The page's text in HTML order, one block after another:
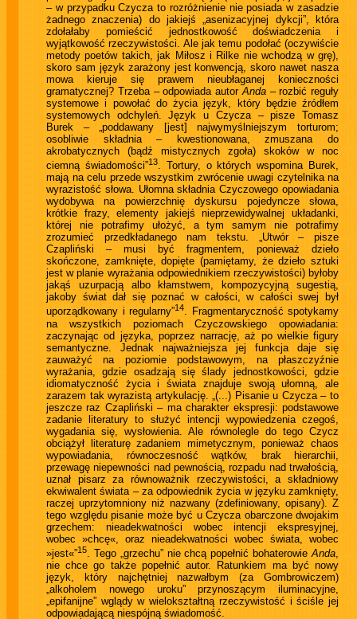
– w przypadku Czycza to rozróżnienie nie posiada w zasadzie
żadnego znaczenia) do jakiejś „asenizacyjnej dykcji”, która
zdołałaby pomieścić jednostkowość doświadczenia i
wyjątkowość rzeczywistości. Ale jak temu podołać (oczywiście
metody poetów takich, jak Miłosz i Rilke nie wchodzą w grę),
skoro sam język zarażony jest konwencją, skoro nawet nasza
mowa kieruje się prawem nieubłaganej konieczności
gramatycznej? Trzeba – odpowiada autor Anda– rozbić reguły
systemowe i powołać do życia język, który będzie źródłem
systemowych odchyleń. Język u Czycza – pisze Tomasz
Burek – „poddawany [jest] najwymyślniejszym torturom;
osobliwie składnia – kwestionowana, zmuszana do
akrobatycznych (bądź mistycznych zgoła) skoków w noc
ciemną świadomości”13. Tortury, o których wspomina Burek,
mają na celu przede wszystkim zwrócenie uwagi czytelnika na
wyrazistość słowa. Ułomna składnia Czyczowego opowiadania
wydobywa na powierzchnię dyskursu pojedyncze słowa,
krótkie frazy, elementy jakiejś nieprzewidywalnej układanki,
której nie potrafimy ułożyć, a tym samym nie potrafimy
zrozumieć przedkładanego nam tekstu. „Utwór – pisze
Czapliński – musi być fragmentem, ponieważ dzieło
skończone, zamknięte, dopięte (pamiętamy, że dzieło sztuki
jest w planie wyrażania odpowiednikiem rzeczywistości) byłoby
jakąś uzurpacją albo kłamstwem, kompozycyjną sugestią,
jakoby świat dał się poznać w całości, w całości swej był
uporządkowany i regularny”14. Fragmentaryczność spotykamy
na wszystkich poziomach Czyczowskiego opowiadania:
zaczynając od języka, poprzez narrację, aż po wielkie figury
semantyczne. Jednak najważniejsza jej funkcja daje się
zauważyć na poziomie podstawowym, na płaszczyźnie
wyrażania, gdzie osadzają się ślady jednostkowości, gdzie
idiomatyczność życia i świata znajduje swoją ułomną, ale
zarazem tak wyrazistą artykulację. „(...) Pisanie u Czycza – to
jeszcze raz Czapliński – ma charakter ekspresji: podstawowe
zadanie literatury to służyć intencji wypowiedzenia czegoś,
wygadania się, wysłowienia. Ale równolegle do tego Czycz
obciążył literaturę zadaniem mimetycznym, ponieważ chaos
wypowiadania, równoczesność wątków, brak hierarchii,
przewagę niepewności nad pewnością, rozpadu nad trwałością,
uznał pisarz za równoważnik rzeczywistości, a składniowy
ekwiwalent świata – za odpowiednik życia w języku zamknięty,
raczej uprzytomniony niż nazwany (zdefiniowany, opisany). Z
tego względu pisanie może być u Czycza obarczone dwojakim
grzechem: nieadekwatności wobec intencji ekspresyjnej,
wobec »chcę«, oraz nieadekwatności wobec świata, wobec
»jest«”15 . Tego „grzechu” nie chcą popełnić bohaterowie Anda
nie chce go także popełnić autor. Ratunkiem ma być nowy
język, który najchętniej nazwałbym (za Gombrowiczem)
„alkoholem nowego uroku” przynoszącym iluminacyjne,
„epifanijne” wglądy w wielokształtną rzeczywistość i ściśle jej
odpowiadającą niespójną świadomość.